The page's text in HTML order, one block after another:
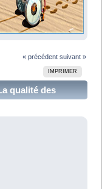
« précédent suivant »
IMPRIMER
qualité des
(Lu